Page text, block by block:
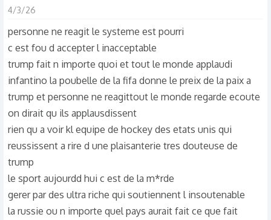
4/3/26
personne ne reagit le systeme est pourri
c est fou d accepter l inacceptable
trump fait n importe quoi et tout le monde applaudi
infantino la poubelle de la fifa donne le preix de la paix a
trump et personne ne reagittout le monde regarde ecoute
on dirait qu ils applausdissent
rien qu a voir kl equipe de hockey des etats unis qui
reussissent a rire d une plaisanterie tres douteuse de
trump
le sport aujourdd hui c est de la m*rde
gerer par des ultra riche qui soutiennent l insoutenable
la russie ou n importe quel pays aurait fait ce que fait